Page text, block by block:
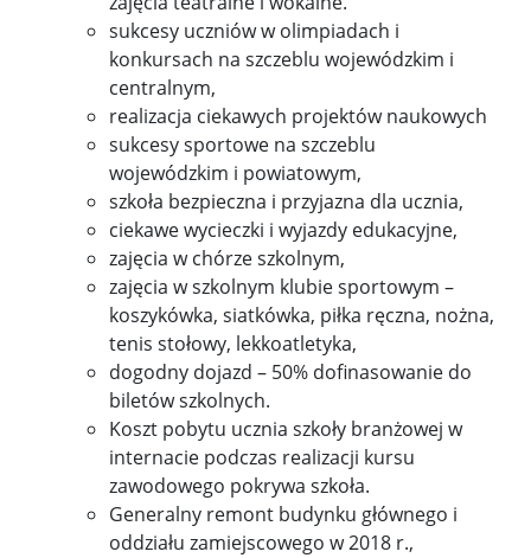
sukcesy uczniów w olimpiadach i
konkursach na szczeblu wojewódzkim i
centralnym,
realizacja ciekawych projektów naukowych
sukcesy sportowe na szczeblu
wojewódzkim i powiatowym,
szkoła bezpieczna i przyjazna dla ucznia,
ciekawe wycieczki i wyjazdy edukacyjne,
zajęcia w chórze szkolnym,
zajęcia w szkolnym klubie sportowym –
koszykówka, siatkówka, piłka ręczna, nożna,
tenis stołowy, lekkoatletyka,
dogodny dojazd – 50% dofinasowanie do
biletów szkolnych.
Koszt pobytu ucznia szkoły branżowej w
internacie podczas realizacji kursu
zawodowego pokrywa szkoła.
Generalny remont budynku głównego i
oddziału zamiejscowego w 2018 r.,